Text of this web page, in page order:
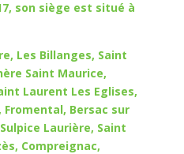
son siège est situé à
Les Billanges, Saint
Saint Maurice,
Laurent Les Eglises,
Bersac sur
Laurière, Saint
Compreignac,